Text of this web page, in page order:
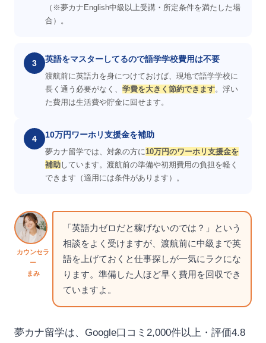
（※夢カナEnglish中級以上受講・所定条件を満たした場
合）。
3 英語をマスターしてるので語学学校費用は不要
渡航前に英語力を身につけておけば、現地で語学学校に
長く通う必要がなく、 学費を大きく節約できます。浮い
た費用は生活費や貯金に回せます。
4 10万円ワーホリ支援金を補助
夢カナ留学では、対象の方に10万円のワーホリ支援金を
補助しています。渡航前の準備や初期費用の負担を軽く
できます（適用には条件があります）。
カウンセラ
ー
まみ
「英語力ゼロだと稼げないのでは？」という
相談をよく受けますが、渡航前に中級まで英
語を上げておくと仕事探しが一気にラクにな
ります。準備した人ほど早く費用を回収でき
ていますよ。
夢カナ留学は、Google口コミ2,000件以上・評価4.8